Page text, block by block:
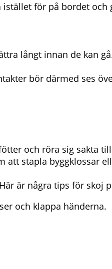
för på bordet och
långt innan de kan
bör därmed ses
och röra sig sakta
stapla byggklossar
är några tips för skoj
och klappa händerna.